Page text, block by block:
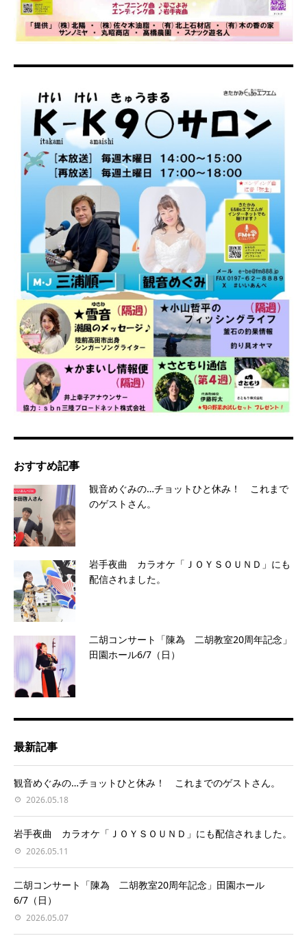
おすすめ記事
観音めぐみの…チョットひと休み！ これまで
のゲストさん。
岩手夜曲 カラオケ「ＪＯＹＳＯＵＮＤ」にも
配信されました。
二胡コンサート「陳為 二胡教室20周年記念」
田園ホール6/7（日）
最新記事
観音めぐみの…チョットひと休み！ これまでのゲストさん。
2026.05.18
岩手夜曲 カラオケ「ＪＯＹＳＯＵＮＤ」にも配信されました。
2026.05.11
二胡コンサート「陳為 二胡教室20周年記念」田園ホール
6/7（日）
2026.05.07